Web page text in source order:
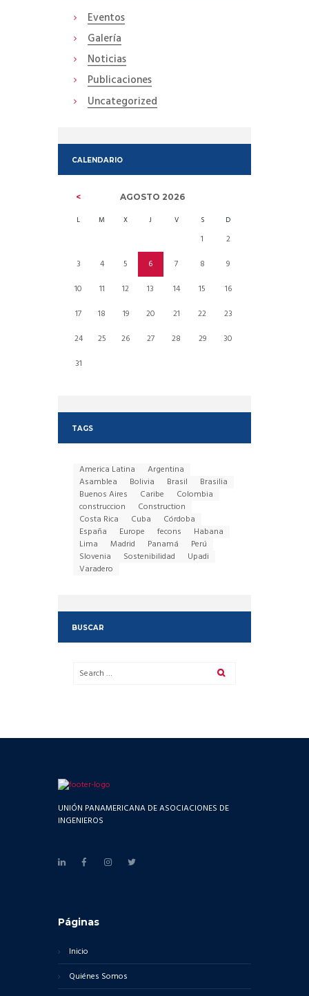
Eventos
Galería
Noticias
Publicaciones
Uncategorized
CALENDARIO
AGOSTO 2026
L M X J V S D
1
2
3
4 5 6 7 8
9
10
11 12 13 14 15
16
17
18 19 20 21 22
23
24
25 26 27 28 29
30
31
TAGS
America Latina
Argentina
Asamblea
Bolivia Brasil
Brasilia
Buenos Aires
Caribe
Colombia
construccion
Construction
Costa Rica
Cuba
Córdoba
España
Europe fecons
Habana
Lima
Madrid Panamá
Perú
Slovenia
Sostenibilidad
Upadi
Varadero
BUSCAR
UNIÓN PANAMERICANA DE ASOCIACIONES DE
INGENIEROS
Páginas
Inicio
Quiénes Somos